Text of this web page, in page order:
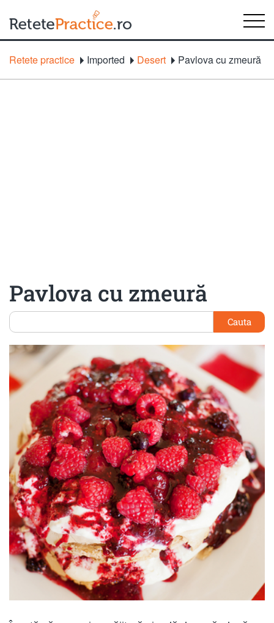
Retete practice Imported Desert Pavlova cu zmeură
Pavlova cu zmeură
Cauta